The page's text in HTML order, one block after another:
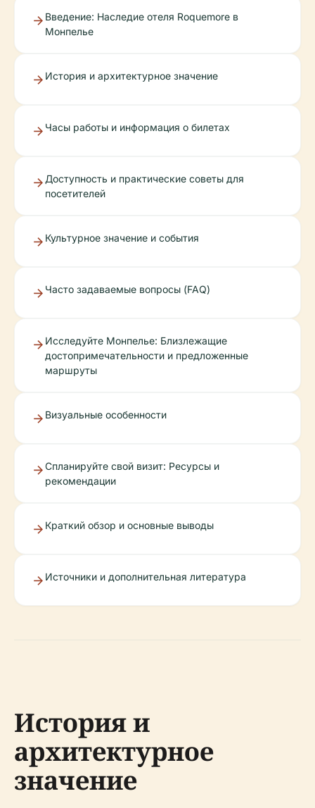
Введение: Наследие отеля Roquemore в
Монпелье
История и архитектурное значение
Часы работы и информация о билетах
Доступность и практические советы для
посетителей
Культурное значение и события
Часто задаваемые вопросы (FAQ)
Исследуйте Монпелье: Близлежащие
достопримечательности и предложенные
маршруты
Визуальные особенности
Спланируйте свой визит: Ресурсы и
рекомендации
Краткий обзор и основные выводы
Источники и дополнительная литература
История и
архитектурное
значение